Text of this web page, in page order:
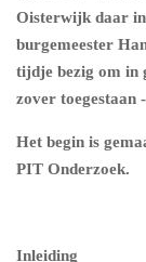
Oisterwijk daar
burgemeester
tijdje bezig om in
zover toegestaan
Het begin is
PIT Onderzoek.
Inleiding